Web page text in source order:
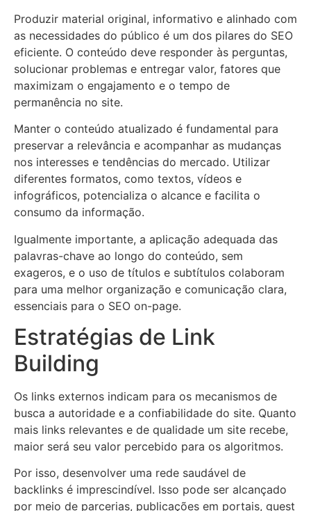
Produzir material original, informativo e alinhado com
as necessidades do público é um dos pilares do SEO
eficiente. O conteúdo deve responder às perguntas,
solucionar problemas e entregar valor, fatores que
maximizam o engajamento e o tempo de
permanência no site.
Manter o conteúdo atualizado é fundamental para
preservar a relevância e acompanhar as mudanças
nos interesses e tendências do mercado. Utilizar
diferentes formatos, como textos, vídeos e
infográficos, potencializa o alcance e facilita o
consumo da informação.
Igualmente importante, a aplicação adequada das
palavras-chave ao longo do conteúdo, sem
exageros, e o uso de títulos e subtítulos colaboram
para uma melhor organização e comunicação clara,
essenciais para o SEO on-page.
Estratégias de Link
Building
Os links externos indicam para os mecanismos de
busca a autoridade e a confiabilidade do site. Quanto
mais links relevantes e de qualidade um site recebe,
maior será seu valor percebido para os algoritmos.
Por isso, desenvolver uma rede saudável de
backlinks é imprescindível. Isso pode ser alcançado
por meio de parcerias, publicações em portais, guest